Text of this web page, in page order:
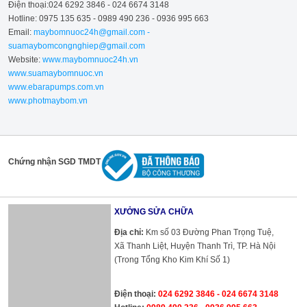
Điện thoại:024 6292 3846 - 024 6674 3148
Hotline: 0975 135 635 - 0989 490 236 - 0936 995 663
Email: maybomnuoc24h@gmail.com -
suamaybomcongnghiep@gmail.com
Website:www.maybomnuoc24h.vn
www.suamaybomnuoc.vn
www.ebarapumps.com.vn
www.photmaybom.vn
Chứng nhận SGD TMDT
XƯỞNG SỬA CHỮA
Địa chỉ: Km số 03 Đường Phan Trọng Tuệ,
Xã Thanh Liệt, Huyện Thanh Trì, TP. Hà Nội
(Trong Tổng Kho Kim Khí Số 1)
Điện thoại: 024 6292 3846 - 024 6674 3148